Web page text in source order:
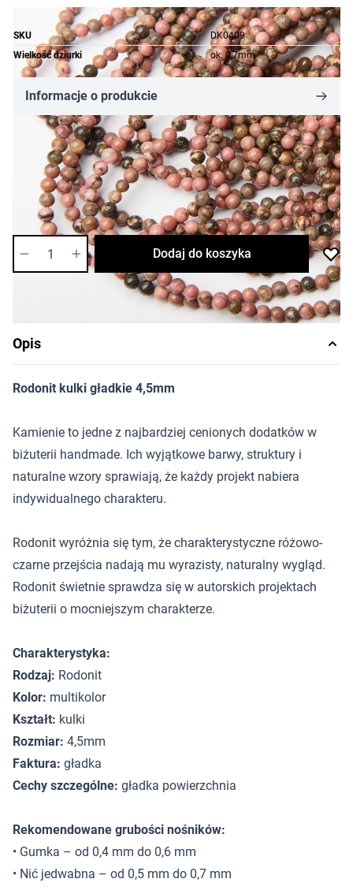
SKU
DK0409
Wielkość dziurki
ok. 0,7mm
Informacje o produkcie
3,05 zł
Cena za opakowanie
Ilość w opakowaniu: 10 szt.
Dostępność:wysoka
Dodaj do koszyka
Opis
Rodonit kulki gładkie 4,5mm
Kamienie to jedne z najbardziej cenionych dodatków w
biżuterii handmade. Ich wyjątkowe barwy, struktury i
naturalne wzory sprawiają, że każdy projekt nabiera
indywidualnego charakteru.
Rodonit wyróżnia się tym, że charakterystyczne różowo-
czarne przejścia nadają mu wyrazisty, naturalny wygląd.
Rodonit świetnie sprawdza się w autorskich projektach
biżuterii o mocniejszym charakterze.
Charakterystyka:
Rodzaj: Rodonit
Kolor: multikolor
Kształt: kulki
Rozmiar: 4,5mm
Faktura: gładka
Cechy szczególne: gładka powierzchnia
Rekomendowane grubości nośników:
• Gumka – od 0,4 mm do 0,6 mm
• Nić jedwabna – od 0,5 mm do 0,7 mm